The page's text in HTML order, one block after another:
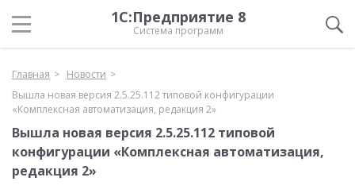
1С:Предприятие 8
Система программ
Главная
Новости
Вышла новая версия 2.5.25.112 типовой конфигурации
«Комплексная автоматизация, редакция 2»
Вышла новая версия 2.5.25.112 типовой
конфигурации «Комплексная автоматизация,
редакция 2»